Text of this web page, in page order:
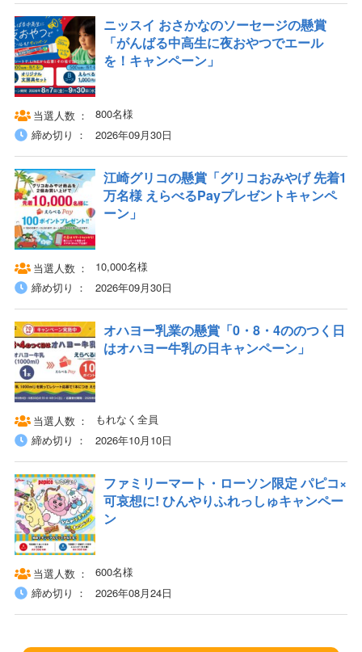
ニッスイ おさかなのソーセージの懸賞
「がんばる中高生に夜おやつでエール
を！キャンペーン」
当選人数
800名様
締め切り
2026年09月30日
江崎グリコの懸賞「グリコおみやげ 先着1
万名様 えらべるPayプレゼントキャンペ
ーン」
当選人数
10,000名様
締め切り
2026年09月30日
オハヨー乳業の懸賞「0・8・4ののつく日
はオハヨー牛乳の日キャンペーン」
当選人数
もれなく全員
締め切り
2026年10月10日
ファミリーマート・ローソン限定 パピコ×
可哀想に! ひんやりふれっしゅキャンペー
ン
当選人数
600名様
締め切り
2026年08月24日